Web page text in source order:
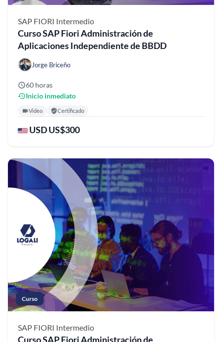
SAP FIORI Intermedio
Curso SAP Fiori Administración de
Aplicaciones Independiente de BBDD
Jorge Briceño
60 horas
Inicio inmediato
Video Certificado
USD US$300
Curso
SAP FIORI Intermedio
Curso SAP Fiori Administración de